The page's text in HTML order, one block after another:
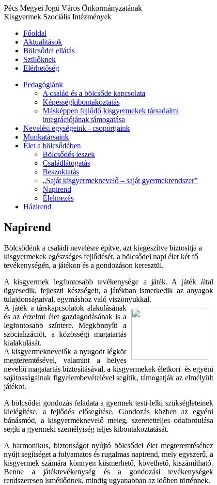
Pécs Megyei Jogú Város Önkormányzatának
Kisgyermek Szociális Intézmények
Főoldal
Aktualitások
Bölcsődei ellátás
Szülőknek
Elérhetőség
Pedagógiánk
A család és a bölcsőde kapcsolata
Képességkibontakoztatás
Másképpen fejlődő kisgyermekek társadalmi
integrációjának támogatása
Nevelési egységeink - csoportjaink
Munkatársaink
Élet a bölcsődében
Bölcsődés leszek
Családlátogatás
Beszoktatás
„Saját kisgyermeknevelő – saját gyermekrendszer”
Napirend
Élelmezés
Házirend
Napirend
Bölcsődénk a családi nevelésre építve, azt kiegészítve biztosítja a
kisgyermekek egészséges fejlődését, a bölcsődei napi élet két fő
tevékenységén, a játékon és a gondozáson keresztül.
A kisgyermek legfontosabb tevékenysége a játék. A játék által
ügyesedik, fejleszti készségeit, a játékban ismerkedik az anyagok
tulajdonságaival, egymáshoz való viszonyukkal.
A játék a társkapcsolatok alakulásának
és az érzelmi élet gazdagodásának is a
legfontosabb színtere. Megkönnyíti a
szocializációt, a közösségi magatartás
kialakulását.
A kisgyermeknevelők a nyugodt légkör
megteremtésével, valamint a helyes
nevelői magatartás biztosításával, a kisgyermekek életkori- és egyéni
sajátosságainak figyelembevételével segítik, támogatják az elmélyült
játékot.
A bölcsődei gondozás feladata a gyermek testi-lelki szükségleteinek
kielégítése, a fejlődés elősegítése. Gondozás közben az egyéni
bánásmód, a kisgyermeknevelő meleg, szeretetteljes odafordulása
segíti a gyermeki személyiség teljes kibontakoztatását.
A harmonikus, biztonságot nyújtó bölcsődei élet megteremtéséhez
nyújt segítséget a folyamatos és rugalmas napirend, mely egyszerű, a
kisgyermek számára könnyen kiismerhető, követhető, kiszámítható.
Benne a játéktevékenység és a gondozási tevékenységek
rendszeresen ismétlődnek, mindig ugyanabban az időben történnek.